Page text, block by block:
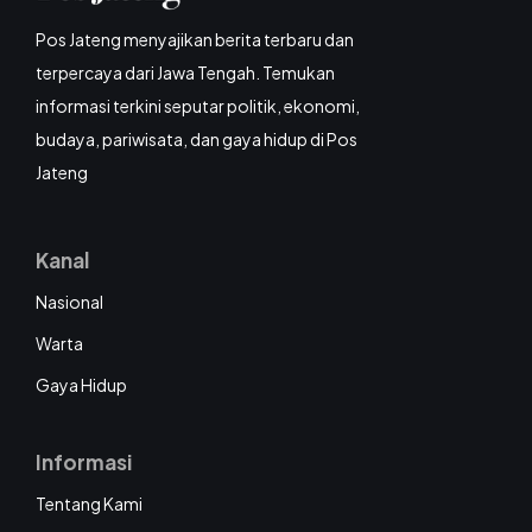
Pos Jateng menyajikan berita terbaru dan
terpercaya dari Jawa Tengah. Temukan
informasi terkini seputar politik, ekonomi,
budaya, pariwisata, dan gaya hidup di Pos
Jateng
Kanal
Nasional
Warta
Gaya Hidup
Informasi
Tentang Kami